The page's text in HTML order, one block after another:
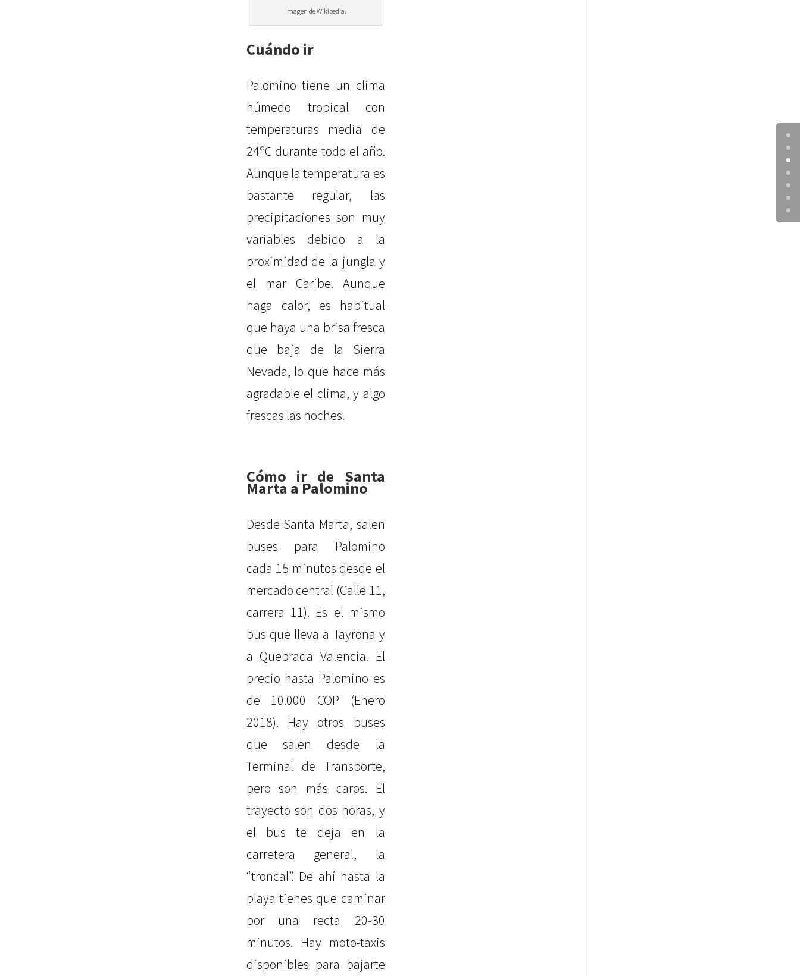
Imagen de Wikipedia.
Cuándo ir
Palomino tiene un clima
húmedo tropical con
temperaturas media de
24ºC durante todo el año.
Aunque la temperatura es
bastante regular, las
precipitaciones son muy
variables debido a la
proximidad de la jungla y
el mar Caribe. Aunque
haga calor, es habitual
que haya una brisa fresca
que baja de la Sierra
Nevada, lo que hace más
agradable el clima, y algo
frescas las noches.
Cómo ir de Santa
Marta a Palomino
Desde Santa Marta, salen
buses para Palomino
cada 15 minutos desde el
mercado central (Calle 11,
carrera 11). Es el mismo
bus que lleva a Tayrona y
a Quebrada Valencia. El
precio hasta Palomino es
de 10.000 COP (Enero
2018). Hay otros buses
que salen desde la
Terminal de Transporte,
pero son más caros. El
trayecto son dos horas, y
el bus te deja en la
carretera general, la
“troncal”. De ahí hasta la
playa tienes que caminar
por una recta 20-30
minutos. Hay moto-taxis
disponibles para bajarte